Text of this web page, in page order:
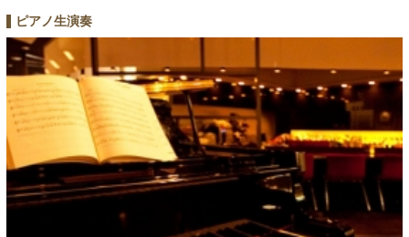
ピアノ生演奏